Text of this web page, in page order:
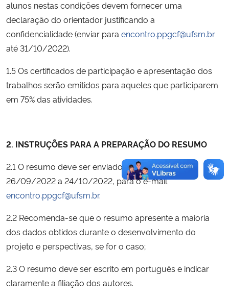
alunos nestas condições devem fornecer uma
declaração do orientador justificando a
confidencialidade (enviar para encontro.ppgcf@ufsm.br
até 31/10/2022).
1.5 Os certificados de participação e apresentação dos
trabalhos serão emitidos para aqueles que participarem
em 75% das atividades.
2. INSTRUÇÕES PARA A PREPARAÇÃO DO RESUMO
2.1 O resumo deve ser enviado no período de
26/09/2022 a 24/10/2022, para o e-mail
encontro.ppgcf@ufsm.br.
2.2 Recomenda-se que o resumo apresente a maioria
dos dados obtidos durante o desenvolvimento do
projeto e perspectivas, se for o caso;
2.3 O resumo deve ser escrito em português e indicar
claramente a filiação dos autores.